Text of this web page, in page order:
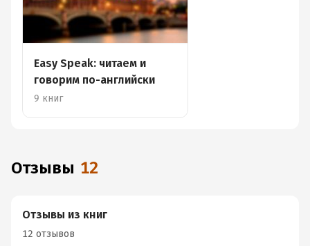
Easy Speak: читаем и
говорим по-английски
9 книг
Отзывы 12
Отзывы из книг
12 отзывов